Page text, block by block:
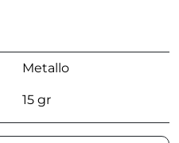
Metallo
15 gr